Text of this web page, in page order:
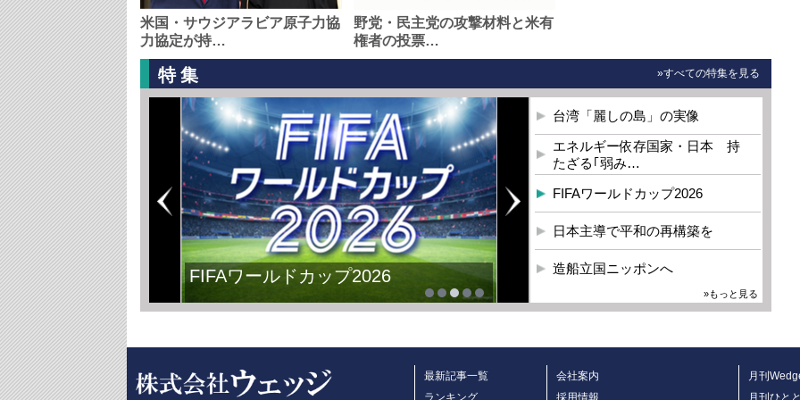
米国・サウジアラビア原子力協
力協定が持…
野党・民主党の攻撃材料と米有
権者の投票…
特集 »すべての特集を見る
FIFAワールドカップ2026
台湾「麗しの島」の実像
エネルギー依存国家・日本 持
たざる｢弱み…
FIFAワールドカップ2026
日本主導で平和の再構築を
造船立国ニッポンへ
»もっと見る
最新記事一覧
ランキング
会社案内
採用情報
月刊
月刊ひと